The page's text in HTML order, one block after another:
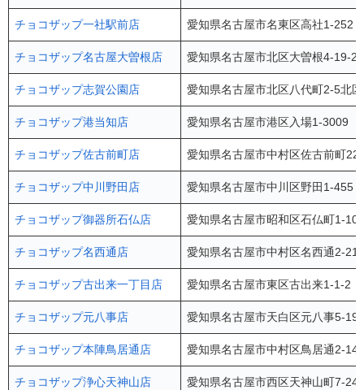
チョコザップ一社駅前店 愛知県名古屋市名東区高社1-
チョコザップ名古屋大曽根店 愛知県名古屋市北区大曽根4-
チョコザップ志賀公園店 愛知県名古屋市北区八代町2-5北
チョコザップ港当知店 愛知県名古屋市港区入場1-3009
チョコザップ佐古前町店 愛知県名古屋市中村区佐古前町
チョコザップ中川野田店 愛知県名古屋市中川区野田1-455
チョコザップ御器所石仏店 愛知県名古屋市昭和区石仏町1-
チョコザップ名西通店 愛知県名古屋市中村区名西通2-
チョコザップ古出来一丁目店 愛知県名古屋市東区古出来1-1-
チョコザップ元八事店 愛知県名古屋市天白区元八事5-
チョコザップ本陣鳥居通店 愛知県名古屋市中村区鳥居通2-
チョコザップ浄心天神山店 愛知県名古屋市西区天神山町7-